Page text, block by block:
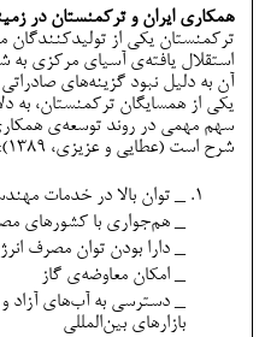
همکاری ایران و ترکمنستان در
ترکمنستان یکی از تولیدکنندگان
استقلال یافته‌ی آسیای مرکزی
آن به دلیل نبود گزینه‌های
یکی از همسایگان ترکمنستان، به
سهم مهمی در روند توسعه‌ی
شرح است (عطایی و عزیزی، 1389):
_ توان بالا در خدمات
_ هم‌جواری با کشورهای
_ دارا بودن توان مصرف
_ امکان معاوضه‌ی گاز
_ دسترسی به آب‌های آزاد
بازارهای بین‌المللی